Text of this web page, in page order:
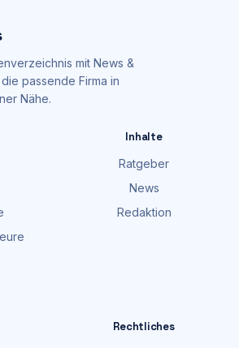
mit News &
passende Firma in
Nähe.
Inhalte
Ratgeber
News
Redaktion
Rechtliches